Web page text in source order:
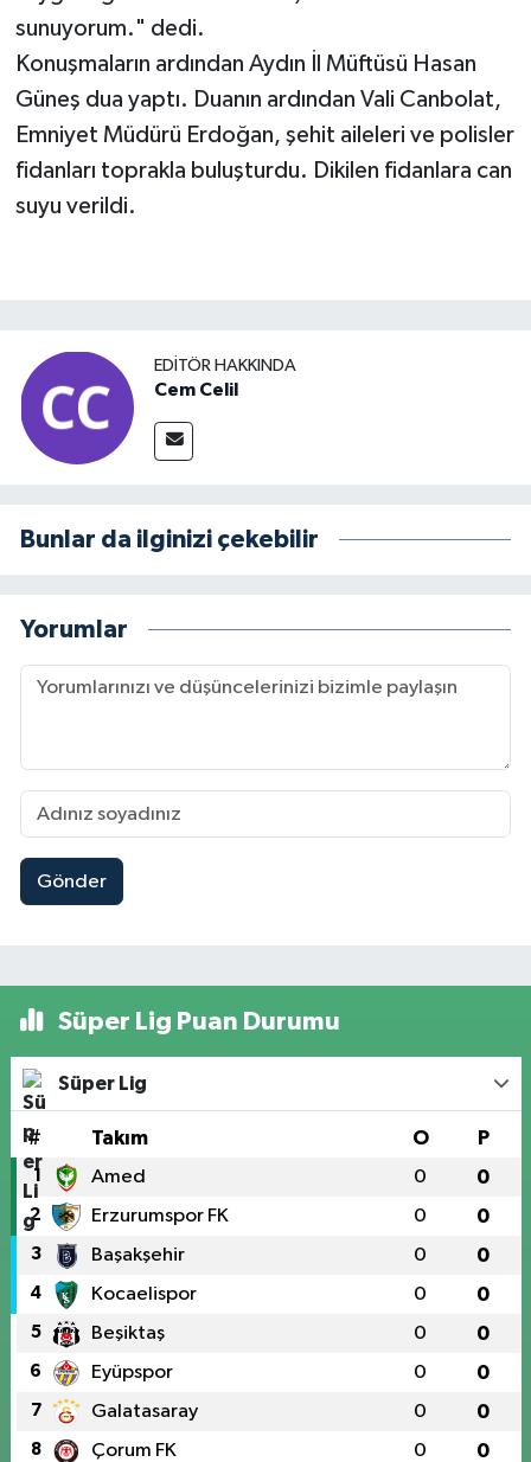
sunuyorum." dedi.
Konuşmaların ardından Aydın İl Müftüsü Hasan
Güneş dua yaptı. Duanın ardından Vali Canbolat,
Emniyet Müdürü Erdoğan, şehit aileleri ve polisler
fidanları toprakla buluşturdu. Dikilen fidanlara can
suyu verildi.
EDITÖR HAKKINDA
Cem Celil
Bunlar da ilginizi çekebilir
Yorumlar
Gönder
Süper Lig Puan Durumu
Süper Lig
# Takım O P
1 Amed 0 0
2 Erzurumspor FK 0 0
3 Başakşehir 0 0
4 Kocaelispor 0 0
5 Beşiktaş 0 0
6 Eyüpspor 0 0
7 Galatasaray 0 0
8 Çorum FK 0 0